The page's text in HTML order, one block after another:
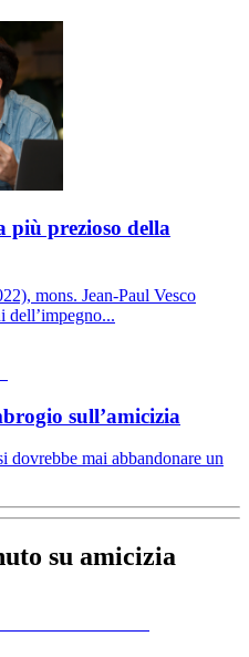
più prezioso della
mons. Jean-Paul Vesco
dell’impegno...
sull’amicizia
dovrebbe mai abbandonare un
su amicizia